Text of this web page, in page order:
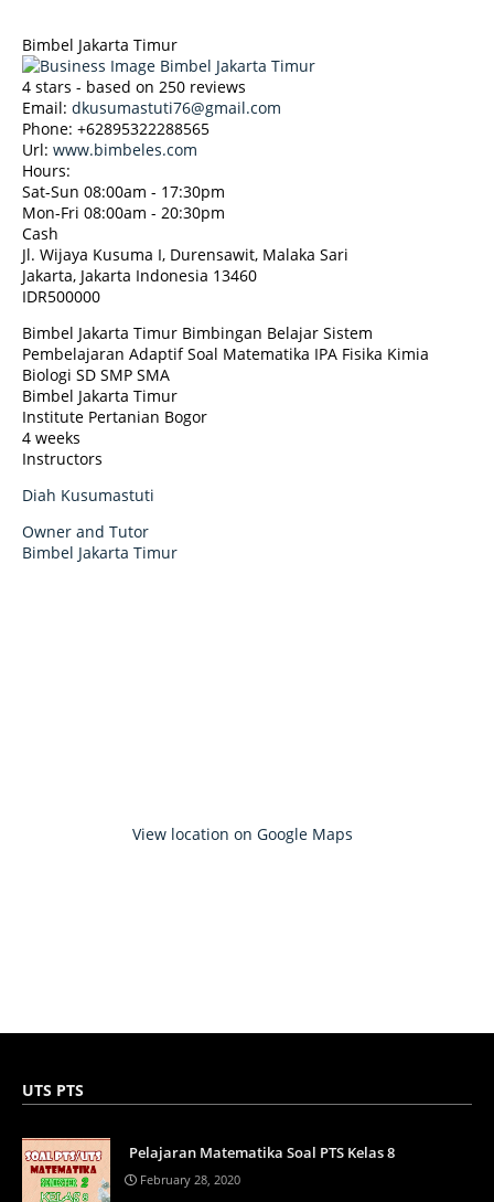
Bimbel Jakarta Timur
4 stars - based on 250 reviews
Email: dkusumastuti76@gmail.com
Phone: +62895322288565
Url: www.bimbeles.com
Hours:
Sat-Sun 08:00am - 17:30pm
Mon-Fri 08:00am - 20:30pm
Cash
Jl. Wijaya Kusuma I, Durensawit, Malaka Sari
Jakarta, Jakarta Indonesia 13460
IDR500000
Bimbel Jakarta Timur Bimbingan Belajar Sistem
Pembelajaran Adaptif Soal Matematika IPA Fisika Kimia
Biologi SD SMP SMA
Bimbel Jakarta Timur
Institute Pertanian Bogor
4 weeks
Instructors
Diah Kusumastuti
Owner and Tutor
Bimbel Jakarta Timur
View location on Google Maps
UTS PTS
Pelajaran Matematika Soal PTS Kelas 8
February 28, 2020